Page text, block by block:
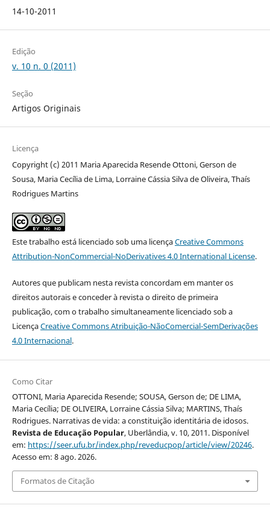
14-10-2011
Edição
v. 10 n. 0 (2011)
Seção
Artigos Originais
Licença
Copyright (c) 2011 Maria Aparecida Resende Ottoni, Gerson de
Sousa, Maria Cecília de Lima, Lorraine Cássia Silva de Oliveira, Thaís
Rodrigues Martins
Este trabalho está licenciado sob uma licençaCreative Commons
Attribution-NonCommercial-NoDerivatives 4.0 International License.
Autores que publicam nesta revista concordam em manter os
direitos autorais e conceder à revista o direito de primeira
publicação, com o trabalho simultaneamente licenciado sob a
LicençaCreative Commons Atribuição-NãoComercial-SemDerivações
4.0 Internacional.
Como Citar
OTTONI, Maria Aparecida Resende; SOUSA, Gerson de; DE LIMA,
Maria Cecília; DE OLIVEIRA, Lorraine Cássia Silva; MARTINS, Thaís
Rodrigues. Narrativas de vida: a constituição identitária de idosos.
Revista de Educação Popular, Uberlândia, v. 10, 2011. Disponível
em: https://seer.ufu.br/index.php/reveducpop/article/view/20246.
Acesso em: 8 ago. 2026.
Formatos de Citação